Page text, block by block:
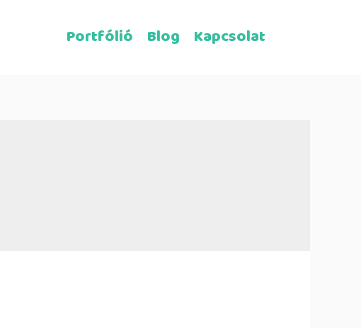
Portfólió Blog Kapcsolat